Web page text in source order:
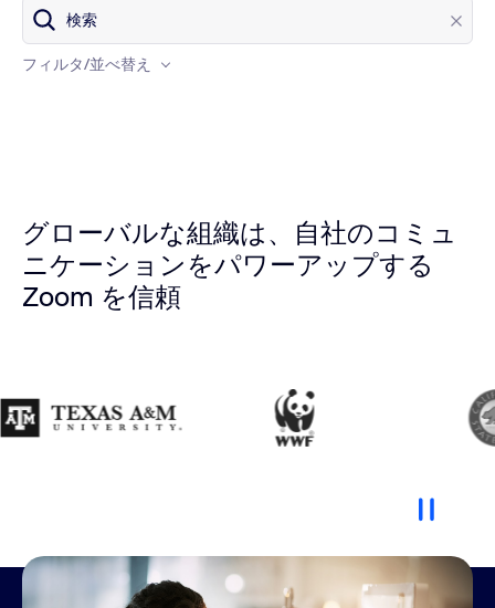
検索
フィルタ/並べ替え
プロダクト
業界
グローバルな組織は、自社のコミュ
ニケーションをパワーアップする
Zoom を信頼